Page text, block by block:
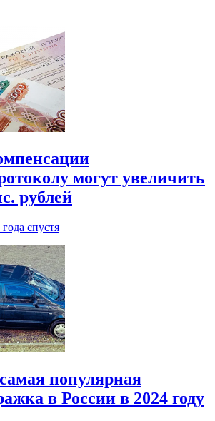
могут увеличить
рублей
года спустя
популярная
в России в 2024 году